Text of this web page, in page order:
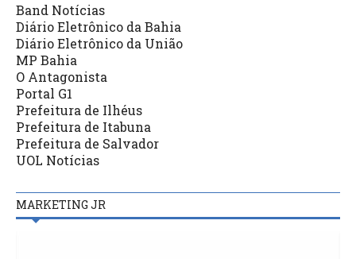
Band Notícias
Diário Eletrônico da Bahia
Diário Eletrônico da União
MP Bahia
O Antagonista
Portal G1
Prefeitura de Ilhéus
Prefeitura de Itabuna
Prefeitura de Salvador
UOL Notícias
MARKETING JR